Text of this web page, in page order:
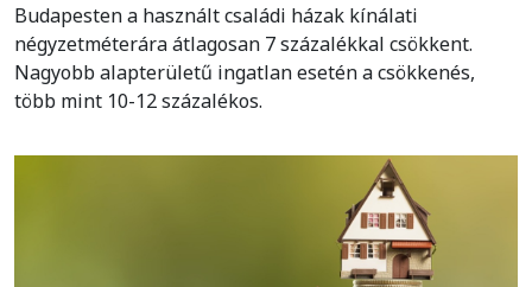
Budapesten a használt családi házak kínálati
négyzetméterára átlagosan 7 százalékkal csökkent.
Nagyobb alapterületű ingatlan esetén a csökkenés,
több mint 10-12 százalékos.